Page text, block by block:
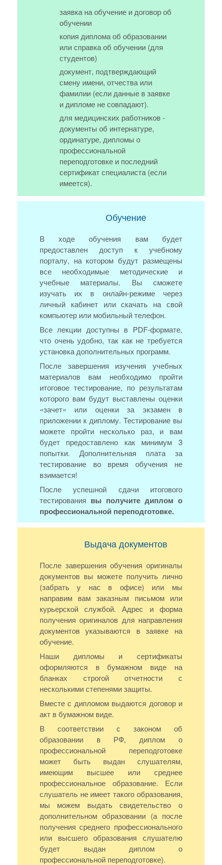
заявка на обучение и договор об
обучении
копия диплома об образовании
или справка об обучении (для
студентов)
документ, подтверждающий
смену имени, отчества или
фамилии (если данные в заявке
и дипломе не совпадают).
для медицинских работников -
документы об интернатуре,
ординатуре, дипломы о
профессиональной
переподготовке и последний
сертификат специалиста (если
имеется).
Обучение
В ходе обучения вам будет
предоставлен доступ к учебному
порталу, на котором будут размещены
все необходимые методические и
учебные материалы. Вы сможете
изучать их в онлайн-режиме через
личный кабинет или скачать на свой
компьютер или мобильный телефон.
Все лекции доступны в PDF-формате,
что очень удобно, так как не требуется
установка дополнительных программ.
После завершения изучения учебных
материалов вам необходимо пройти
итоговое тестирование, по результатам
которого вам будут выставлены оценки
«зачет» или оценки за экзамен в
приложении к диплому. Тестирование вы
можете пройти несколько раз, и вам
будет предоставлено как минимум 3
попытки. Дополнительная плата за
тестирование во время обучения не
взимается!
После успешной сдачи итогового
тестирования вы получите диплом о
профессиональной переподготовке.
Выдача документов
После завершения обучения оригиналы
документов вы можете получить лично
(забрать у нас в офисе) или мы
направим вам заказным письмом или
курьерской службой. Адрес и форма
получения оригиналов для направления
документов указываются в заявке на
обучение.
Наши дипломы и сертификаты
оформляются в бумажном виде на
бланках строгой отчетности с
несколькими степенями защиты.
Вместе с дипломом выдаются договор и
акт в бумажном виде.
В соответствии с законом об
образовании в РФ, диплом о
профессиональной переподготовке
может быть выдан слушателям,
имеющим высшее или среднее
профессиональное образование. Если
слушатель не имеет такого образования,
мы можем выдать свидетельство о
дополнительном образовании (а после
получения среднего профессионального
или высшего образования слушателю
будет выдан диплом о
профессиональной переподготовке).